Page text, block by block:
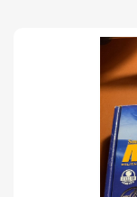
AIRE COMPRIMIDO